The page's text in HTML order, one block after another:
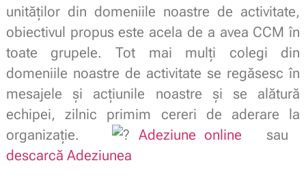
unităților din domeniile noastre de activitate,
obiectivul propus este acela de a avea CCM în
toate grupele. Tot mai mulți colegi din
domeniile noastre de activitate se regăsesc în
mesajele şi acţiunile noastre şi se alătură
echipei, zilnic primim cereri de aderare la
organizație.
Adeziune online sau
descarcă Adeziunea